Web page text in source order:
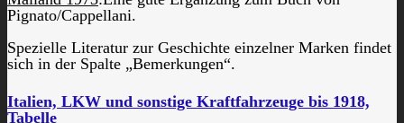
Pignato/Cappellani.
Spezielle Literatur zur Geschichte einzelner Marken findet
sich in der Spalte „Bemerkungen“.
Italien, LKW und sonstige Kraftfahrzeuge bis 1918,
Tabelle